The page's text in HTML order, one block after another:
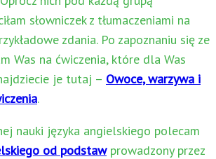
słowniczek z tłumaczeniami na
zdania. Po zapoznaniu się ze
Was na ćwiczenia, które dla Was
je tutaj – Owoce, warzywa i
.
nauki języka angielskiego polecam
od podstawprowadzony przez